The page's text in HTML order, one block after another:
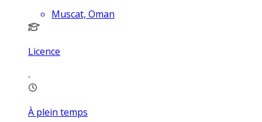
Muscat, Oman
Licence
À plein temps